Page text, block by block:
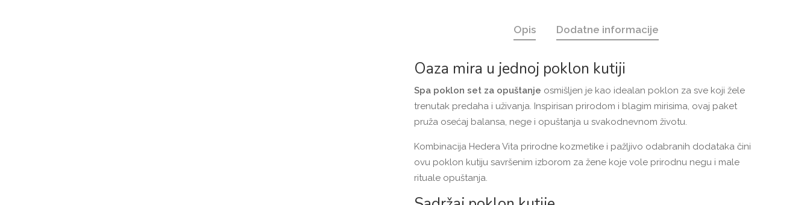
Opis Dodatne informacije
Oaza mira u jednoj poklon kutiji
Spa poklon set za opuštanje osmišljen je kao idealan poklon za sve koji žele
trenutak predaha i uživanja. Inspirisan prirodom i blagim mirisima, ovaj paket
pruža osećaj balansa, nege i opuštanja u svakodnevnom životu.
Kombinacija Hedera Vita prirodne kozmetike i pažljivo odabranih dodataka čini
ovu poklon kutiju savršenim izborom za žene koje vole prirodnu negu i male
rituale opuštanja.